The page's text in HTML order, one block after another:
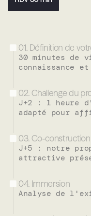
01. Définition de
30 minutes de
connaissance
02. Challenge du
J+2 : 1 heure
03. Co-
J+5 : notre
attractive
04. Immersion
Analyse de